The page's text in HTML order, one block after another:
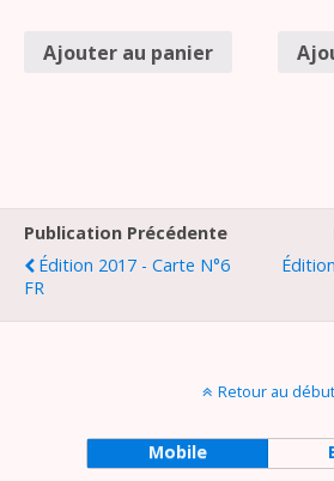
Ajouter au panier
Publication Précédente
Édition 2017 - Carte N°6
FR
Retour au début
Mobile